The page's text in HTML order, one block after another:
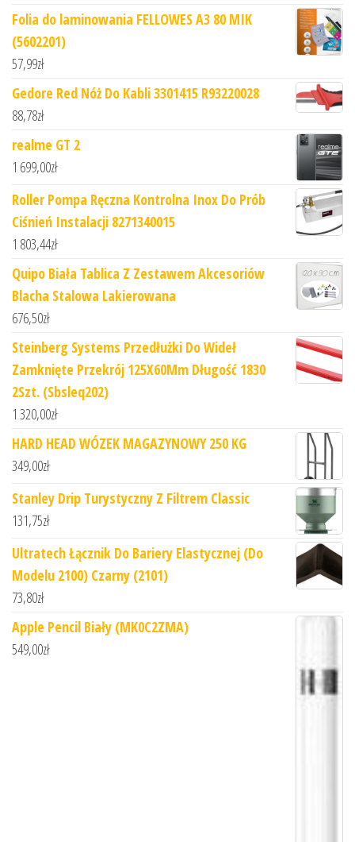
Folia do laminowania FELLOWES A3 80 MIK
(5602201)
57,99zł
Gedore Red Nóż Do Kabli 3301415 R93220028
88,78zł
realme GT 2
1 699,00zł
Roller Pompa Ręczna Kontrolna Inox Do Prób
Ciśnień Instalacji 8271340015
1 803,44zł
Quipo Biała Tablica Z Zestawem Akcesoriów
Blacha Stalowa Lakierowana
676,50zł
Steinberg Systems Przedłużki Do Wideł
Zamknięte Przekrój 125X60Mm Długość 1830
2Szt. (Sbsleq202)
1 320,00zł
HARD HEAD WÓZEK MAGAZYNOWY 250 KG
349,00zł
Stanley Drip Turystyczny Z Filtrem Classic
131,75zł
Ultratech Łącznik Do Bariery Elastycznej (Do
Modelu 2100) Czarny (2101)
73,80zł
Apple Pencil Biały (MK0C2ZMA)
549,00zł